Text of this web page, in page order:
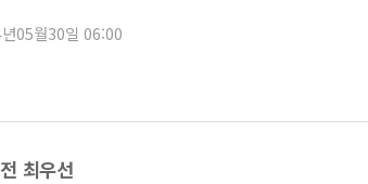
李대통령
여수 오동
05월30일 06:00
최우선